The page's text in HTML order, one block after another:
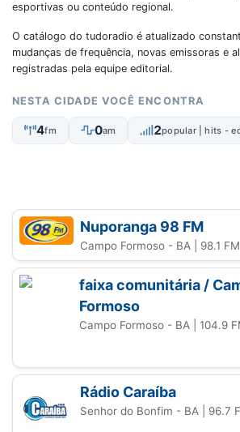
esportivas ou conteúdo regional.
O catálogo do tudoradio é atualizado
mudanças de frequência, novas emissoras e
registradas pela equipe editorial.
NESTA CIDADE VOCÊ ENCONTRA
4fm 0am 2popular | hits -
Nuporanga 98 FM
Campo Formoso - BA | 98.1 FM
faixa comunitária /
Formoso
Campo Formoso - BA | 104.9
Rádio Caraíba
Senhor do Bonfim - BA | 96.7